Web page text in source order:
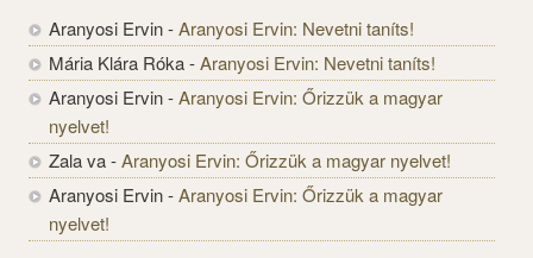
Aranyosi Ervin-Aranyosi Ervin: Nevetni taníts!
Mária Klára Róka-Aranyosi Ervin: Nevetni taníts!
Aranyosi Ervin-Aranyosi Ervin: Őrizzük a magyar
nyelvet!
Zala va-Aranyosi Ervin: Őrizzük a magyar nyelvet!
Aranyosi Ervin-Aranyosi Ervin: Őrizzük a magyar
nyelvet!